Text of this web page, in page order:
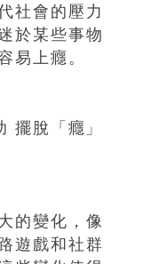
社會的壓力
於某些事物
易上癮。
擺脫「癮」
的變化，像
遊戲和社群